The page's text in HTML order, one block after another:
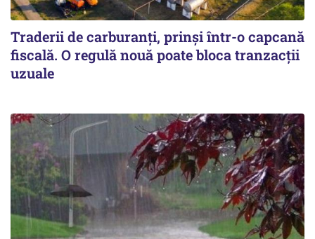
Traderii de carburanți, prinși într-o capcană
fiscală. O regulă nouă poate bloca tranzacții
uzuale